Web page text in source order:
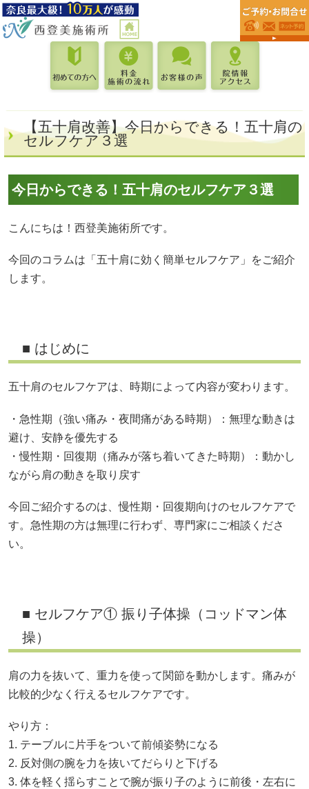
【五十肩改善】今日からできる！五十肩の
セルフケア３選
今日からできる！五十肩のセルフケア３選
こんにちは！西登美施術所です。
今回のコラムは「五十肩に効く簡単セルフケア」をご紹介
します。
■ はじめに
五十肩のセルフケアは、時期によって内容が変わります。
・急性期（強い痛み・夜間痛がある時期）：無理な動きは
避け、安静を優先する
・慢性期・回復期（痛みが落ち着いてきた時期）：動かし
ながら肩の動きを取り戻す
今回ご紹介するのは、慢性期・回復期向けのセルフケアで
す。急性期の方は無理に行わず、専門家にご相談くださ
い。
■ セルフケア① 振り子体操（コッドマン体
操）
肩の力を抜いて、重力を使って関節を動かします。痛みが
比較的少なく行えるセルフケアです。
やり方：
1. テーブルに片手をついて前傾姿勢になる
2. 反対側の腕を力を抜いてだらりと下げる
3. 体を軽く揺らすことで腕が振り子のように前後・左右に